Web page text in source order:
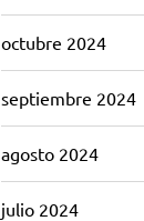
octubre 2024
septiembre 2024
agosto 2024
julio 2024